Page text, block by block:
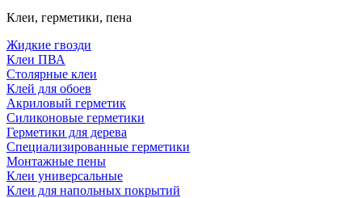
Клеи, герметики, пена
Жидкие гвозди
Клеи ПВА
Столярные клеи
Клей для обоев
Акриловый герметик
Силиконовые герметики
Герметики для дерева
Специализированные герметики
Монтажные пены
Клеи универсальные
Клеи для напольных покрытий